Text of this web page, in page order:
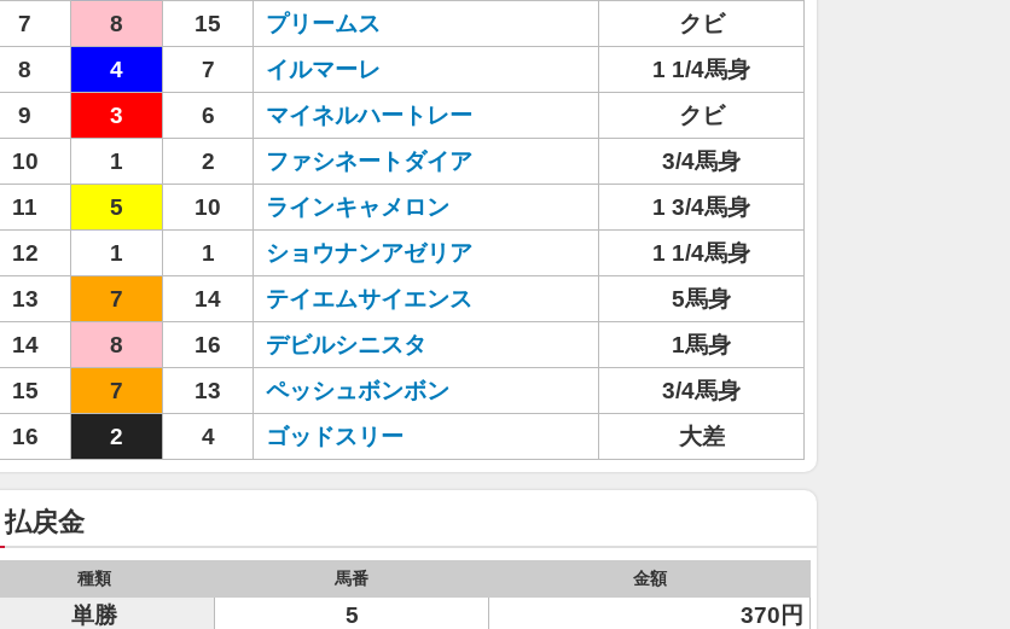
7
8 15 プリームス
クビ
8
4 7 イルマーレ
1 1/4馬身
9
3 6 マイネルハートレー
クビ
10
1 2 ファシネートダイア
3/4馬身
11
5 10 ラインキャメロン
1 3/4馬身
12
1 1 ショウナンアゼリア
1 1/4馬身
13
7 14 テイエムサイエンス
5馬身
14
8 16 デビルシニスタ
1馬身
15
7 13 ペッシュボンボン
3/4馬身
16
2 4 ゴッドスリー 大差
払戻金
種類 馬番 金額
単勝 5 370円